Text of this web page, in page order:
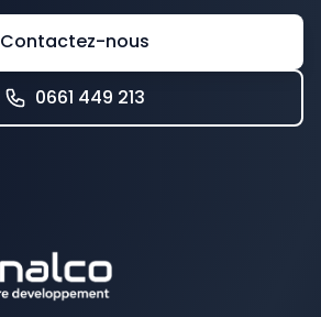
Contactez-nous
0661 449 213